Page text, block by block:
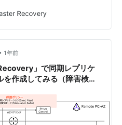
ッピング 3. フェイルオーバ
7.3AHV: 10.3Prism Central:
ージは以下の通りです。
Recovery
1年前
」で同期レプリケ
作成してみる（障害検知